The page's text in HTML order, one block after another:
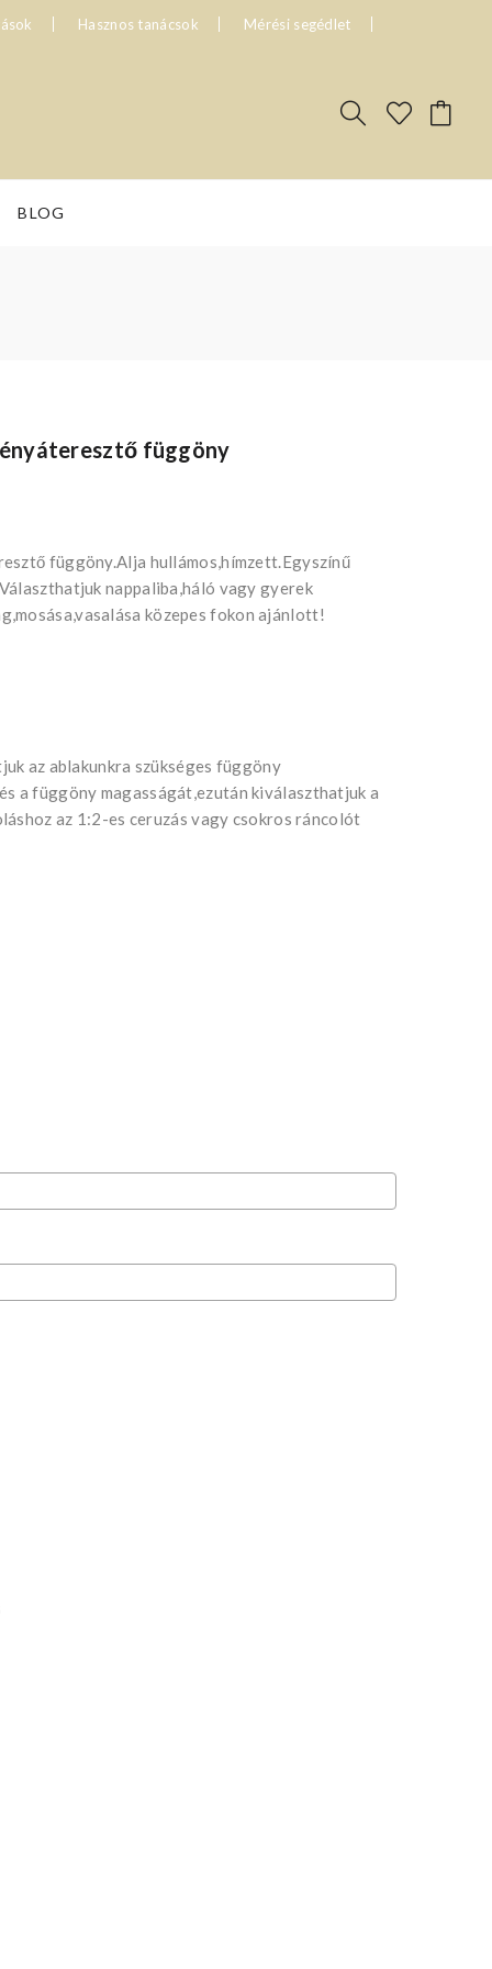
Hasznos tanácsok Mérési segédlet
BLOG
függöny
függöny.Alja hullámos,hímzett.Egyszínű
nappaliba,háló vagy gyerek
közepes fokon ajánlott!
az ablakunkra szükséges függöny
a függöny magasságát,ezután kiválaszthatjuk a
az 1:2-es ceruzás vagy csokros ráncolót